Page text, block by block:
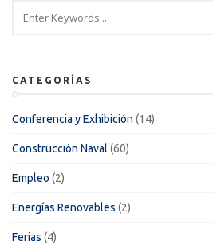
CATEGORÍAS
Conferencia y Exhibición (14)
Construcción Naval (60)
Empleo (2)
Energías Renovables (2)
Ferias (4)